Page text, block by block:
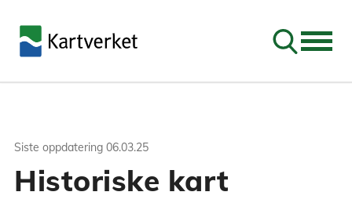
Søk
Siste oppdatering 06.03.25
Historiske kart